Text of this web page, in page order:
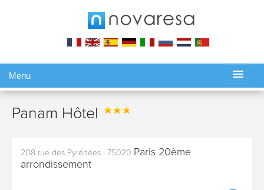
Menu
Panam Hôtel
208 rue des Pyrénées 75020 Paris 20ème
arrondissement